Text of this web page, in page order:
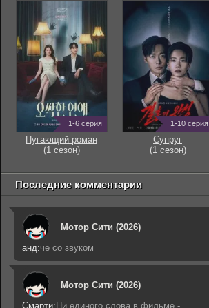
1-6 серия
Пугающий роман
(1 сезон)
1-10 серия
Супруг
(1 сезон)
Последние комментарии
Мотор Сити (2026)
анд:че со звуком
Мотор Сити (2026)
Смарти: Ни единого слова в фильме -